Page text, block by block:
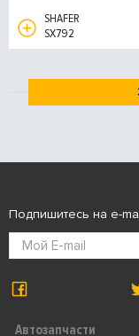
SHAFER
SX792
Автозапчасти
Подпишитесь на e-